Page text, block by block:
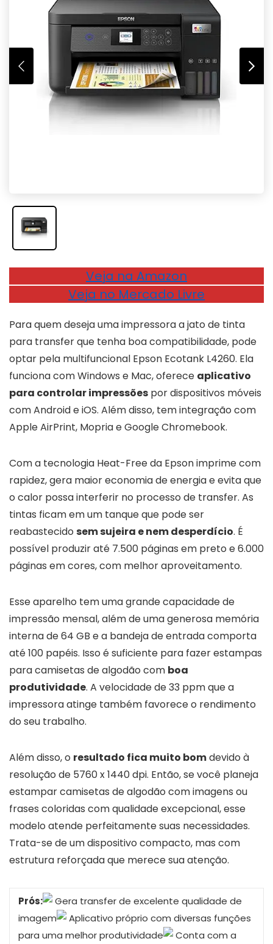
Veja na Amazon
Veja no Mercado Livre
Para quem deseja uma impressora a jato de tinta
para transfer que tenha boa compatibilidade, pode
optar pela multifuncional Epson Ecotank L4260. Ela
funciona com Windows e Mac, oferece aplicativo
para controlar impressões por dispositivos móveis
com Android e iOS. Além disso, tem integração com
Apple AirPrint, Mopria e Google Chromebook.
Com a tecnologia Heat-Free da Epson imprime com
rapidez, gera maior economia de energia e evita que
o calor possa interferir no processo de transfer. As
tintas ficam em um tanque que pode ser
reabastecido sem sujeira e nem desperdício. É
possível produzir até 7.500 páginas em preto e 6.000
páginas em cores, com melhor aproveitamento.
Esse aparelho tem uma grande capacidade de
impressão mensal, além de uma generosa memória
interna de 64 GB e a bandeja de entrada comporta
até 100 papéis. Isso é suficiente para fazer estampas
para camisetas de algodão com boa
produtividade. A velocidade de 33 ppm que a
impressora atinge também favorece o rendimento
do seu trabalho.
Além disso, o resultado fica muito bomdevido à
resolução de 5760 x 1440 dpi. Então, se você planeja
estampar camisetas de algodão com imagens ou
frases coloridas com qualidade excepcional, esse
modelo atende perfeitamente suas necessidades.
Trata-se de um dispositivo compacto, mas com
estrutura reforçada que merece sua atenção.
Prós:
Gera transfer de excelente qualidade de
imagem
Aplicativo próprio com diversas funções
para uma melhor produtividade
Conta com a